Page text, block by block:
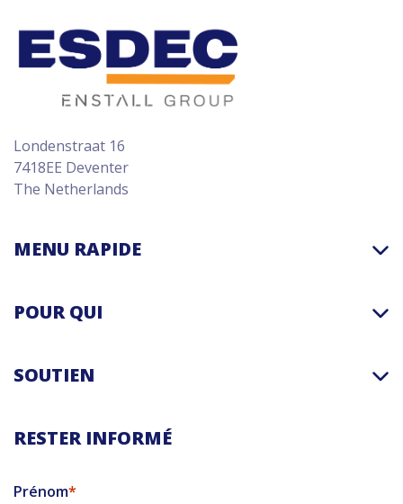
Londenstraat 16
7418EE Deventer
The Netherlands
MENU RAPIDE
POUR QUI
SOUTIEN
RESTER INFORMÉ
Prénom